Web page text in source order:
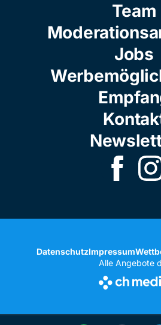
Team
Jobs
DatenschutzImpressum
Alle Angebote